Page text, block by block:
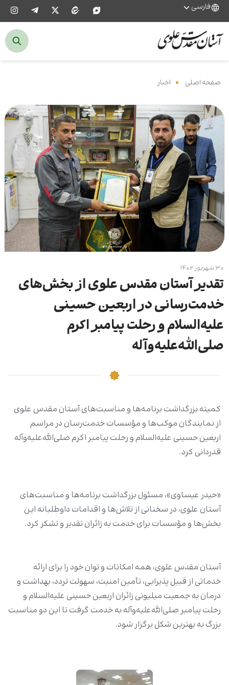
فارسی
صفحه اصلی اخبار
۳۰ شهریور ۱۴۰۲
تقدیر آستان مقدس علوی از بخش‌های
خدمت‌رسانی در اربعین حسینی
علیه‌السلام و رحلت پیامبر اکرم
صلی‌الله‌علیه‌وآله
کمیته بزرگداشت برنامه‌ها و مناسبت‌های آستان مقدس علوی
از نمایندگان موکب‌ها و مؤسسات خدمت‌رسان در مراسم
اربعین حسینی علیه‌السلام و رحلت پیامبر اکرم صلی‌الله‌علیه‌وآله
قدردانی کرد.
«حیدر عیساوی»، مسئول بزرگداشت برنامه‌ها و مناسبت‌های
آستان علوی، در سخنانی از تلاش‌ها و اقدامات داوطلبانه این
بخش‌ها و مؤسسات برای خدمت به زائران تقدیر و تشکر کرد.
آستان مقدس علوی، همه امکانات و توان خود را برای ارائه
خدماتی از قبیل پذیرایی، تأمین امنیت، سهولت تردد، بهداشت و
درمان به جمعیت میلیونی زائران اربعین حسینی علیه‌السلام و
رحلت پیامبر صلی‌الله‌علیه‌وآله به خدمت گرفت تا این دو مناسبت
بزرگ به بهترین شکل برگزار شود.